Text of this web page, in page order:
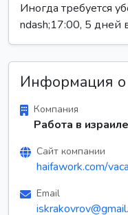
Иногда требуется
ndash;17:00, 5 дней
Информация о
Компания
Работа в
Сайт компании
haifawork.com/
Email